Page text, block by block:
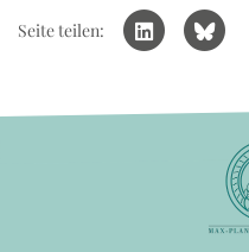
Seite teilen: